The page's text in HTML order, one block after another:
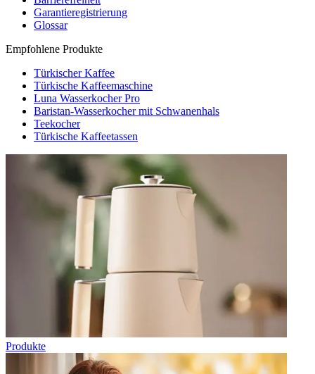
Garantieregistrierung
Glossar
Empfohlene Produkte
Türkischer Kaffee
Türkische Kaffeemaschine
Luna Wasserkocher Pro
Baristan-Wasserkocher mit Schwanenhals
Teekocher
Türkische Kaffeetassen
Produkte